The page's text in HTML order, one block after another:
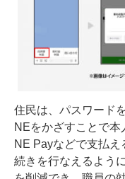
住民は、パスワード
NEをかざすことで本
NE Payなどで支払
続きを行なえるよう